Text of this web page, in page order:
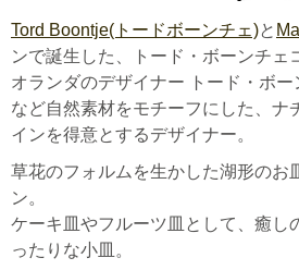
Tord Boontje(トードボーンチェ)と
ンで誕生した、トード・ボーンチェ
オランダのデザイナー トード・ボ
など自然素材をモチーフにした、ナ
インを得意とするデザイナー。
草花のフォルムを生かした湖形のお
ン。
ケーキ皿やフルーツ皿として、癒し
ったりな小皿。